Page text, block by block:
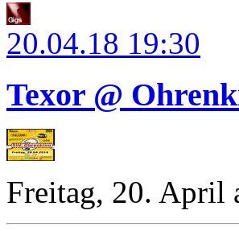
20.04.18 19:30
Texor @
Freitag, 20. April